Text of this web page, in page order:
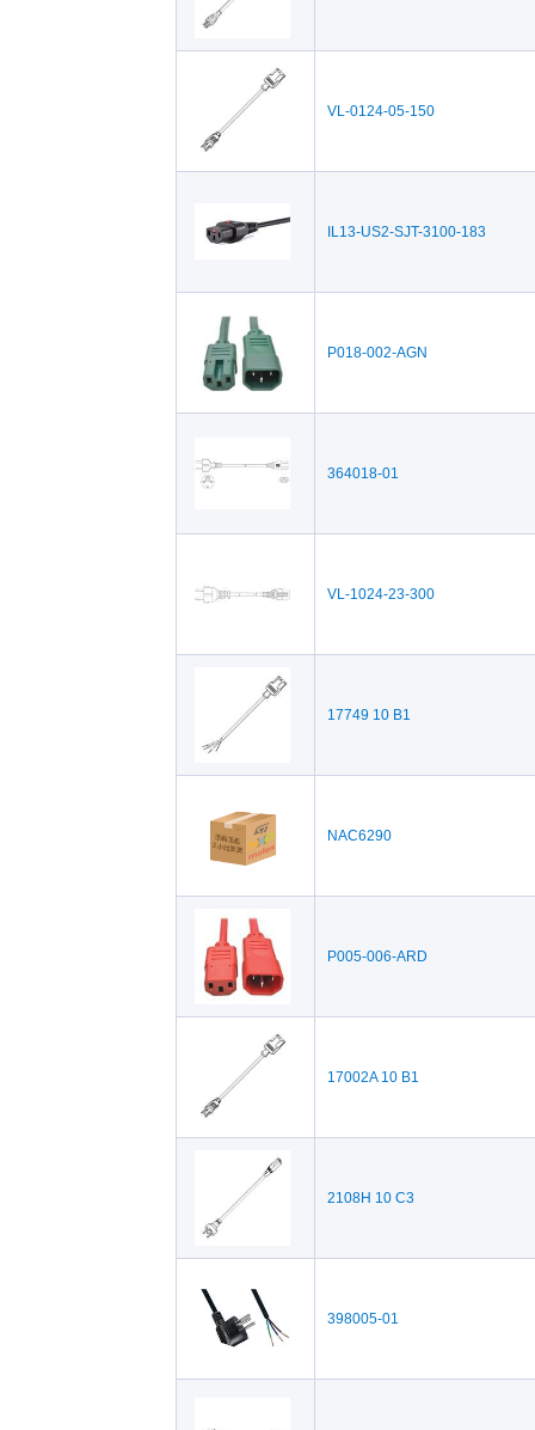
VL-0124-05-150
IL13-US2-SJT-3100-183
P018-002-AGN
364018-01
VL-1024-23-300
17749 10 B1
NAC6290
P005-006-ARD
17002A 10 B1
2108H 10 C3
398005-01